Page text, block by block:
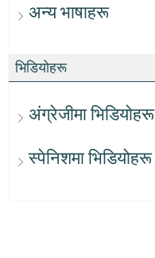
अन्य भाषाहरू
भिडियोहरू
अंग्रेजीमा भिडियोहरू
स्पेनिशमा भिडियोहरू